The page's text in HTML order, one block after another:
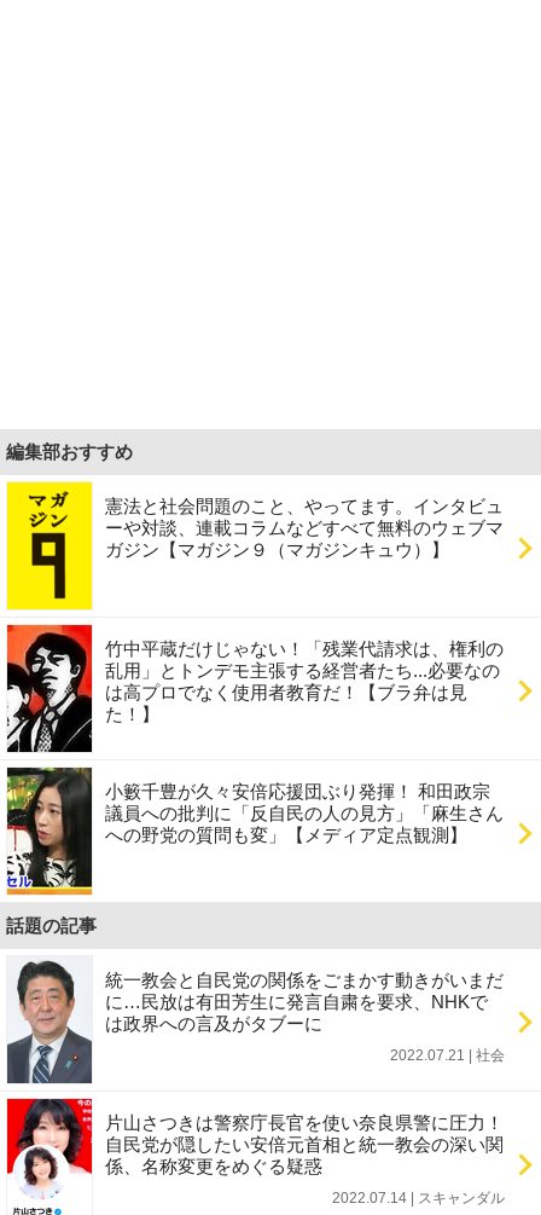
編集部おすすめ
憲法と社会問題のこと、やってます。インタビュ
ーや対談、連載コラムなどすべて無料のウェブマ
ガジン【マガジン９（マガジンキュウ）】
竹中平蔵だけじゃない！「残業代請求は、権利の
乱用」とトンデモ主張する経営者たち...必要なの
は高プロでなく使用者教育だ！【ブラ弁は見
た！】
小籔千豊が久々安倍応援団ぶり発揮！ 和田政宗
議員への批判に「反自民の人の見方」「麻生さん
への野党の質問も変」【メディア定点観測】
話題の記事
統一教会と自民党の関係をごまかす動きがいまだ
に…民放は有田芳生に発言自粛を要求、NHKで
は政界への言及がタブーに
2022.07.21 | 社会
片山さつきは警察庁長官を使い奈良県警に圧力！
自民党が隠したい安倍元首相と統一教会の深い関
係、名称変更をめぐる疑惑
2022.07.14 | スキャンダル